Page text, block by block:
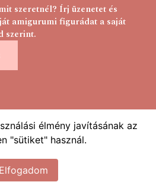
szeretnél? Írj üzenetet és
amigurumi figurádat a saját
szerint.
élmény javításának az
"sütiket" használ.
Elfogadom